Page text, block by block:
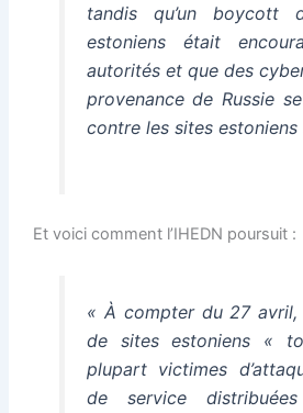
tandis qu’un boycott
estoniens était
autorités et que des
provenance de Russie
contre les sites estoniens
Et voici comment l’IHEDN poursuit :
« À compter du 27 avril,
de sites estoniens «
plupart victimes
de service